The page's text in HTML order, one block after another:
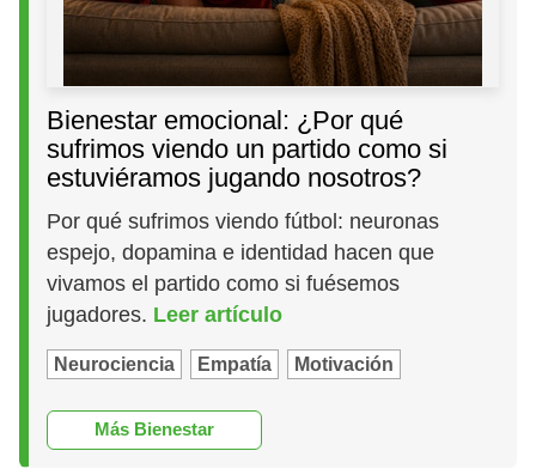
Bienestar emocional: ¿Por qué
sufrimos viendo un partido como si
estuviéramos jugando nosotros?
Por qué sufrimos viendo fútbol: neuronas
espejo, dopamina e identidad hacen que
vivamos el partido como si fuésemos
jugadores. Leer artículo
Neurociencia Empatía Motivación
Más Bienestar